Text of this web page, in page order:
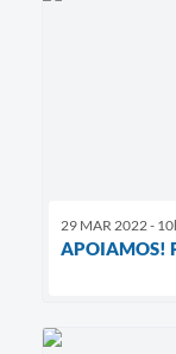
29 MAR 2022 -
APOIAMOS!